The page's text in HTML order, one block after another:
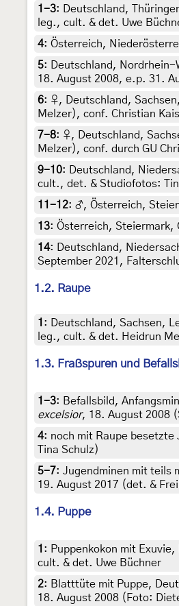
1-3: Deutschland,
leg., cult. & det. Uwe
4: Österreich,
5: Deutschland,
18. August 2008, e.p. 31.
6: ♀, Deutschland,
Melzer), conf. Christian
7-8: ♀, Deutschland,
Melzer), conf. durch GU
9-10:
Deutschland,
cult., det. & Studiofotos:
11-12: ♂, Österreich,
13: Österreich, Steiermark,
14: Deutschland,
September 2021,
1.2. Raupe
1 : Deutschland, Sachsen,
leg., cult. & det. Heidrun
1.3. Fraßspuren und
1-3: Befallsbild,
excelsior, 18. August 2008
4: noch mit Raupe besetzte
Tina Schulz)
5-7: Jugendminen mit teils
19. August 2017 (det. &
1.4. Puppe
1 : Puppenkokon mit
cult. & det. Uwe Büchner
2: Blatttüte mit Puppe,
18. August 2008 (Foto: